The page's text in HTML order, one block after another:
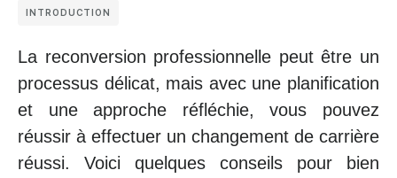
INTRODUCTION
La reconversion professionnelle peut être un
processus délicat, mais avec une planification
et une approche réfléchie, vous pouvez
réussir à effectuer un changement de carrière
réussi. Voici quelques conseils pour bien